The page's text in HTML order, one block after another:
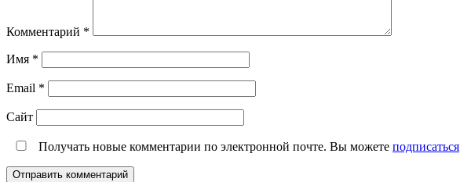
Комментарий *
Имя *
Email *
Сайт
Получать новые комментарии по электронной почте. Вы можете подписаться